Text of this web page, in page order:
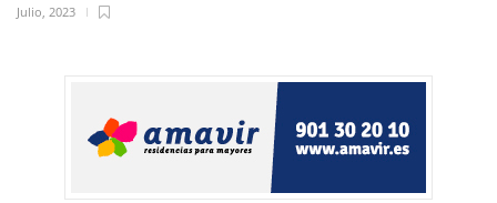
Julio, 2023